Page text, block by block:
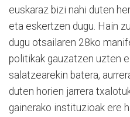
euskaraz bizi nahi duten
eta eskertzen dugu. Hain
dugu otsailaren 28ko
politikak gauzatzen uzten
salatzearekin batera,
duten horien jarrera
gainerako instituzioak ere